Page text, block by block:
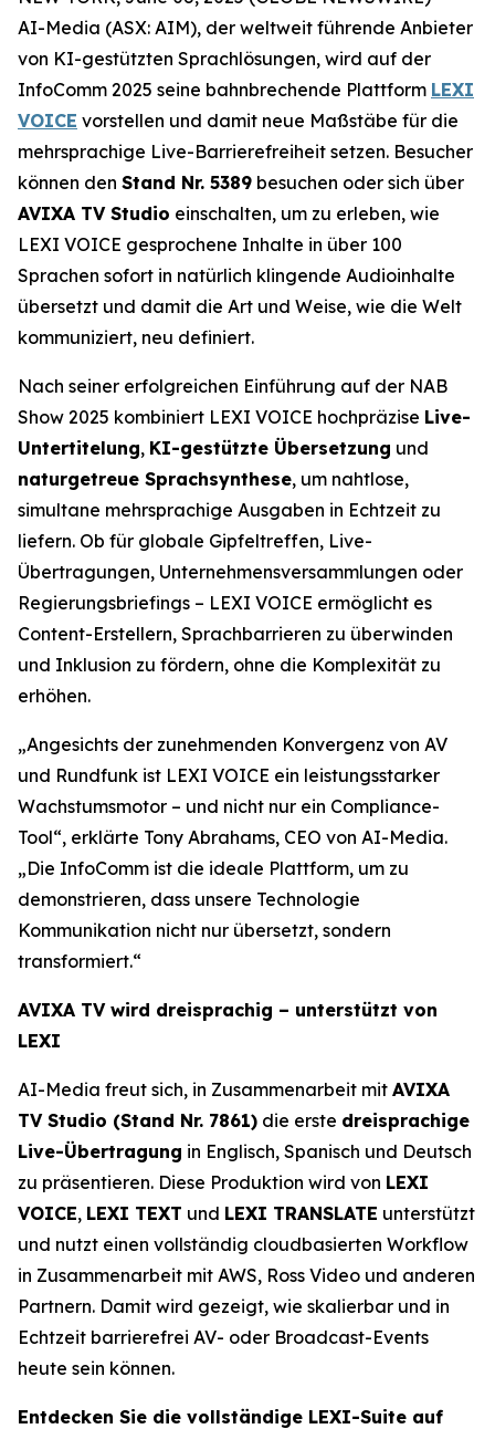
AI-Media (ASX: AIM), der weltweit führende Anbieter
von KI-gestützten Sprachlösungen, wird auf der
InfoComm 2025 seine bahnbrechende Plattform LEXI
VOICE vorstellen und damit neue Maßstäbe für die
mehrsprachige Live-Barrierefreiheit setzen. Besucher
können den Stand Nr. 5389 besuchen oder sich über
AVIXA TV Studio einschalten, um zu erleben, wie
LEXI VOICE gesprochene Inhalte in über 100
Sprachen sofort in natürlich klingende Audioinhalte
übersetzt und damit die Art und Weise, wie die Welt
kommuniziert, neu definiert.
Nach seiner erfolgreichen Einführung auf der NAB
Show 2025 kombiniert LEXI VOICE hochpräzise Live-
Untertitelung, KI-gestützte Übersetzung und
naturgetreue Sprachsynthese, um nahtlose,
simultane mehrsprachige Ausgaben in Echtzeit zu
liefern. Ob für globale Gipfeltreffen, Live-
Übertragungen, Unternehmensversammlungen oder
Regierungsbriefings – LEXI VOICE ermöglicht es
Content-Erstellern, Sprachbarrieren zu überwinden
und Inklusion zu fördern, ohne die Komplexität zu
erhöhen.
„Angesichts der zunehmenden Konvergenz von AV
und Rundfunk ist LEXI VOICE ein leistungsstarker
Wachstumsmotor – und nicht nur ein Compliance-
Tool“, erklärte Tony Abrahams, CEO von AI-Media.
„Die InfoComm ist die ideale Plattform, um zu
demonstrieren, dass unsere Technologie
Kommunikation nicht nur übersetzt, sondern
transformiert.“
AVIXA TV wird dreisprachig – unterstützt von
LEXI
AI-Media freut sich, in Zusammenarbeit mit AVIXA
TV Studio (Stand Nr. 7861) die erste dreisprachige
Live-Übertragung in Englisch, Spanisch und Deutsch
zu präsentieren. Diese Produktion wird von LEXI
VOICE, LEXI TEXT und LEXI TRANSLATE unterstützt
und nutzt einen vollständig cloudbasierten Workflow
in Zusammenarbeit mit AWS, Ross Video und anderen
Partnern. Damit wird gezeigt, wie skalierbar und in
Echtzeit barrierefrei AV- oder Broadcast-Events
heute sein können.
Entdecken Sie die vollständige LEXI-Suite auf